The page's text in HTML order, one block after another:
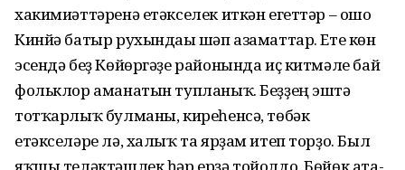
хакимиәттәренә етәкселек иткән егеттәр – ошо
Кинйә батыр рухындағы шәп азаматтар. Ете көн
эсендә беҙ Көйөргәҙе районында иҫ китмәле бай
фольклор аманатын туп­ланыҡ. Беҙҙең эштә
тотҡарлыҡ булманы, киреһенсә, төбәк
етәкселәре лә, халыҡ та ярҙам итеп торҙо. Был